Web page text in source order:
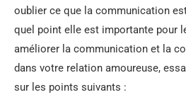
oublier ce que la communication
quel point elle est importante pour
améliorer la communication et la
dans votre relation amoureuse,
sur les points suivants :